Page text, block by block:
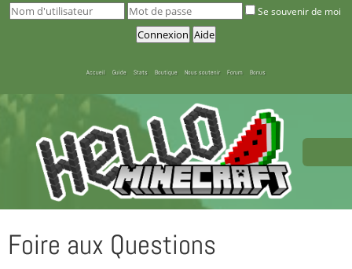
Se souvenir de moi
Accueil Guide Stats Boutique Nous soutenir Forum Bonus
Foire aux Questions